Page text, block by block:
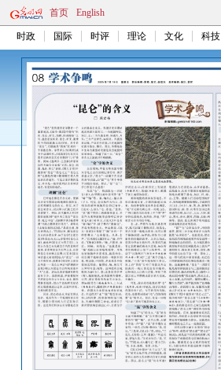
首页 English
时政 国际 时评 理论 文化 科技